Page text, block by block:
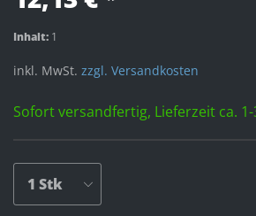
Inhalt: 1
inkl. MwSt. zzgl. Versandkosten
Sofort versandfertig, Lieferzeit ca.